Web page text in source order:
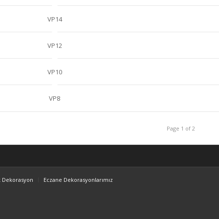
VP14
VP12
VP10
VP8
Page 1 of 2
Dekorasyon Eczane Dekorasyonlarımız